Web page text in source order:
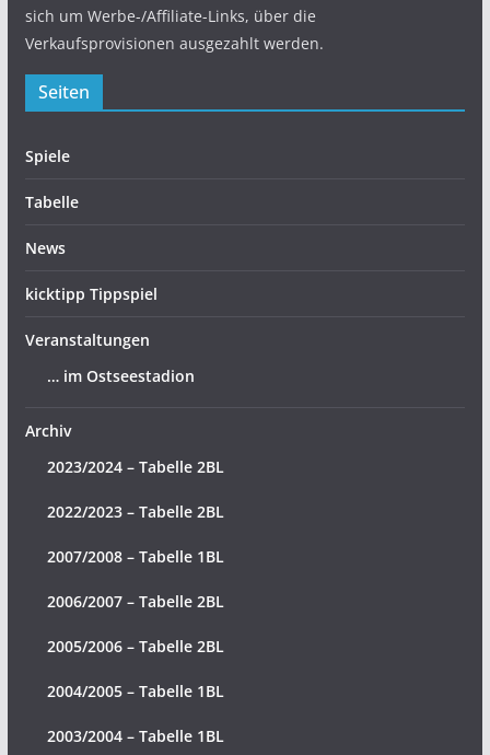
sich um Werbe-/Affiliate-Links, über die
Verkaufsprovisionen ausgezahlt werden.
Seiten
Spiele
Tabelle
News
kicktipp Tippspiel
Veranstaltungen
… im Ostseestadion
Archiv
2023/2024 – Tabelle 2BL
2022/2023 – Tabelle 2BL
2007/2008 – Tabelle 1BL
2006/2007 – Tabelle 2BL
2005/2006 – Tabelle 2BL
2004/2005 – Tabelle 1BL
2003/2004 – Tabelle 1BL